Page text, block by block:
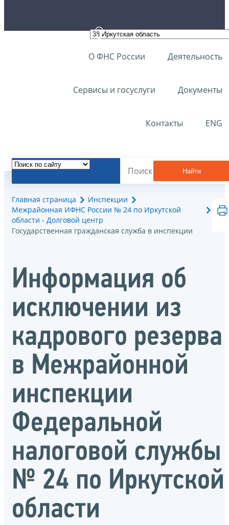
О ФНС России Деятельность
Сервисы и госуслуги Документы
Контакты ENG
Найти
Главная страница
Инспекции
Межрайонная ИФНС России № 24 по Иркутской
области - Долговой центр
Государственная гражданская служба в инспекции
Информация об
исключении из
кадрового резерва
в Межрайонной
инспекции
Федеральной
налоговой службы
№ 24 по Иркутской
области